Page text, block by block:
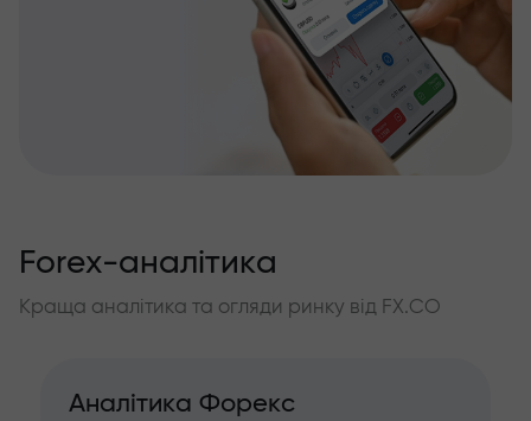
Forex-аналітика
Краща аналітика та огляди ринку від FX.CO
Аналітика Форекс